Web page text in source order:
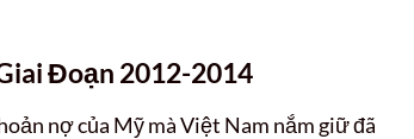
Đoạn 2012-2014
nợ của Mỹ mà Việt Nam nắm giữ đã